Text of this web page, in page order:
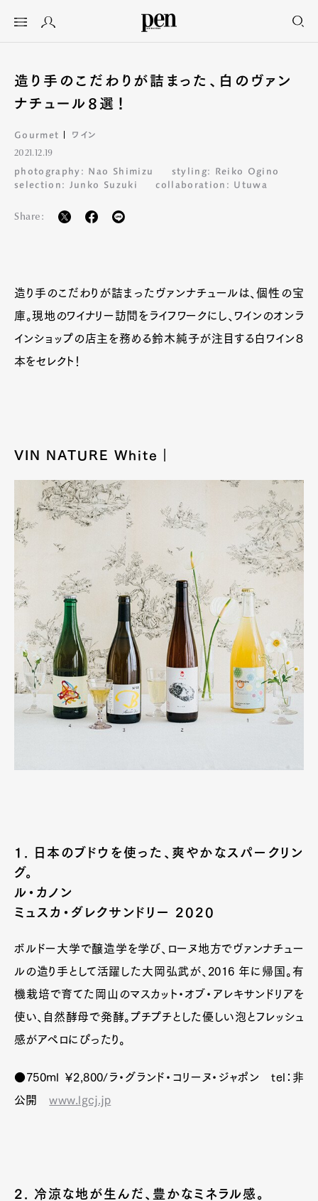
造り手のこだわりが詰まった、白のヴァン
ナチュール8選！
Gourmet ワイン
2021.12.19
photography: Nao Shimizu
styling: Reiko Ogino
selection: Junko Suzuki
collaboration: Utuwa
Share:
造り手のこだわりが詰まったヴァンナチュールは、個性の宝
庫。現地のワイナリー訪問をライフワークにし、ワインのオンラ
インショップの店主を務める鈴木純子が注目する白ワイン８
本をセレクト！
VIN NATURE White｜
1. 日本のブドウを使った、爽やかなスパークリン
グ。
ル・カノン
ミュスカ・ダレクサンドリー 2020
ボルドー大学で醸造学を学び、ローヌ地方でヴァンナチュー
ルの造り手として活躍した大岡弘武が、2016 年に帰国。有
機栽培で育てた岡山のマスカット・オブ・アレキサンドリアを
使い、自然酵母で発酵。プチプチとした優しい泡とフレッシュ
感がアペロにぴったり。
●750ml ￥2,800/ラ・グランド・コリーヌ・ジャポン tel：非
公開www.lgcj.jp
2. 冷涼な地が生んだ、豊かなミネラル感。